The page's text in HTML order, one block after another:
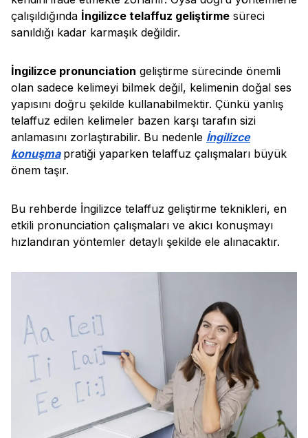
çalışıldığında İngilizce telaffuz geliştirme süreci
sanıldığı kadar karmaşık değildir.
İngilizce pronunciation geliştirme sürecinde önemli
olan sadece kelimeyi bilmek değil, kelimenin doğal ses
yapısını doğru şekilde kullanabilmektir. Çünkü yanlış
telaffuz edilen kelimeler bazen karşı tarafın sizi
anlamasını zorlaştırabilir. Bu nedenle İngilizce
konuşma pratiği yaparken telaffuz çalışmaları büyük
önem taşır.
Bu rehberde İngilizce telaffuz geliştirme teknikleri, en
etkili pronunciation çalışmaları ve akıcı konuşmayı
hızlandıran yöntemler detaylı şekilde ele alınacaktır.